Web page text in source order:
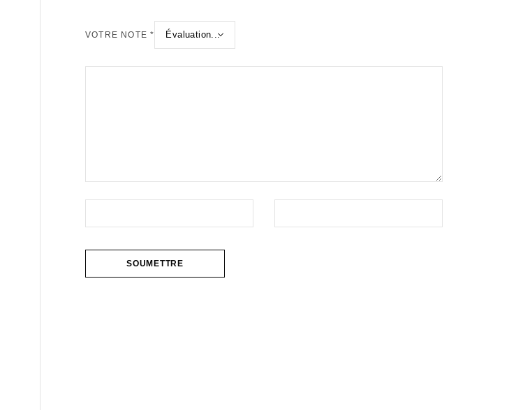
VOTRE NOTE*